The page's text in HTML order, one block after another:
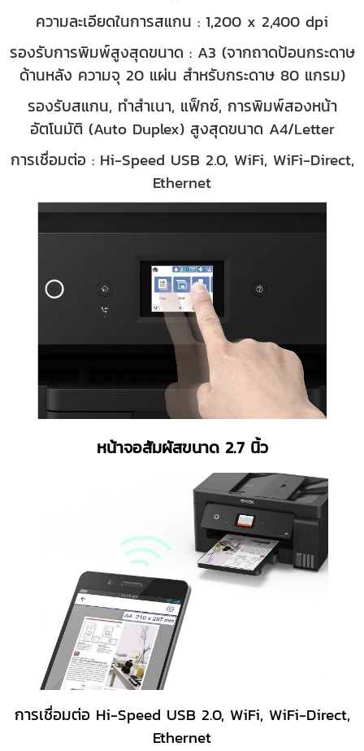
ความละเอียดในการสแกน : 1,200 x 2,400 dpi
รองรับการพิมพ์สูงสุดขนาด : A3 (จากถาดป้อนกระดาษ
ด้านหลัง ความจุ 20 แผ่น สำหรับกระดาษ 80 แกรม)
รองรับสแกน, ทำสำเนา, แฟ็กซ์, การพิมพ์สองหน้า
อัตโนมัติ (Auto Duplex) สูงสุดขนาด A4/Letter
การเชื่อมต่อ : Hi-Speed USB 2.0, WiFi, WiFi-Direct,
Ethernet
หน้าจอสัมผัสขนาด 2.7 นิ้ว
การเชื่อมต่อ Hi-Speed USB 2.0, WiFi, WiFi-Direct,
Ethernet